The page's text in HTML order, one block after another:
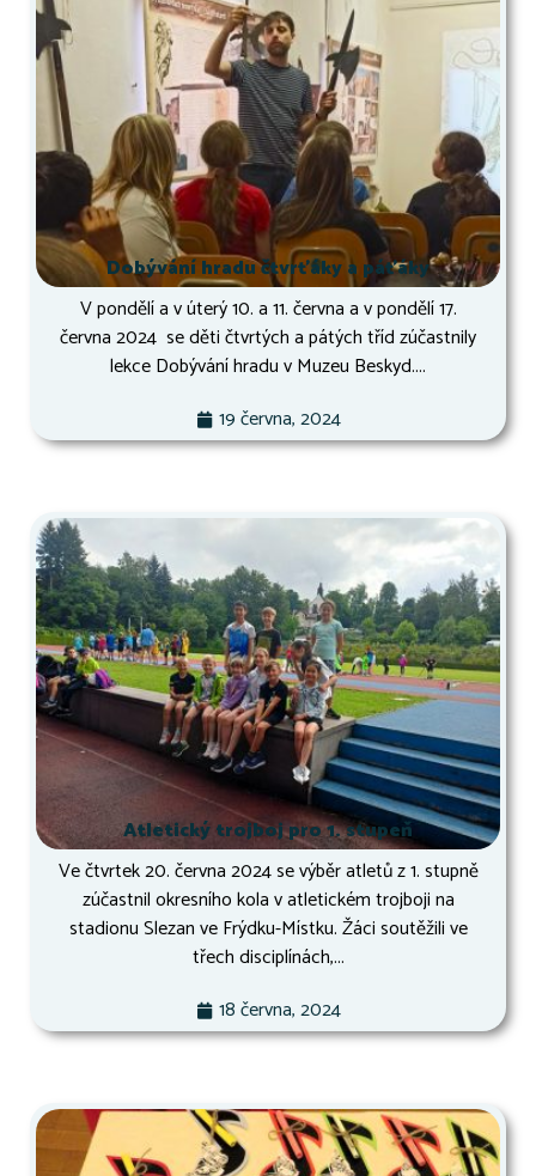
Dobývání hradu čtvrťáky a páťáky
V pondělí a v úterý 10. a 11. června a v pondělí 17.
června 2024 se děti čtvrtých a pátých tříd zúčastnily
lekce Dobývání hradu v Muzeu Beskyd....
19 června, 2024
Atletický trojboj pro 1. stupeň
Ve čtvrtek 20. června 2024 se výběr atletů z 1. stupně
zúčastnil okresního kola v atletickém trojboji na
stadionu Slezan ve Frýdku-Místku. Žáci soutěžili ve
třech disciplínách,...
18 června, 2024